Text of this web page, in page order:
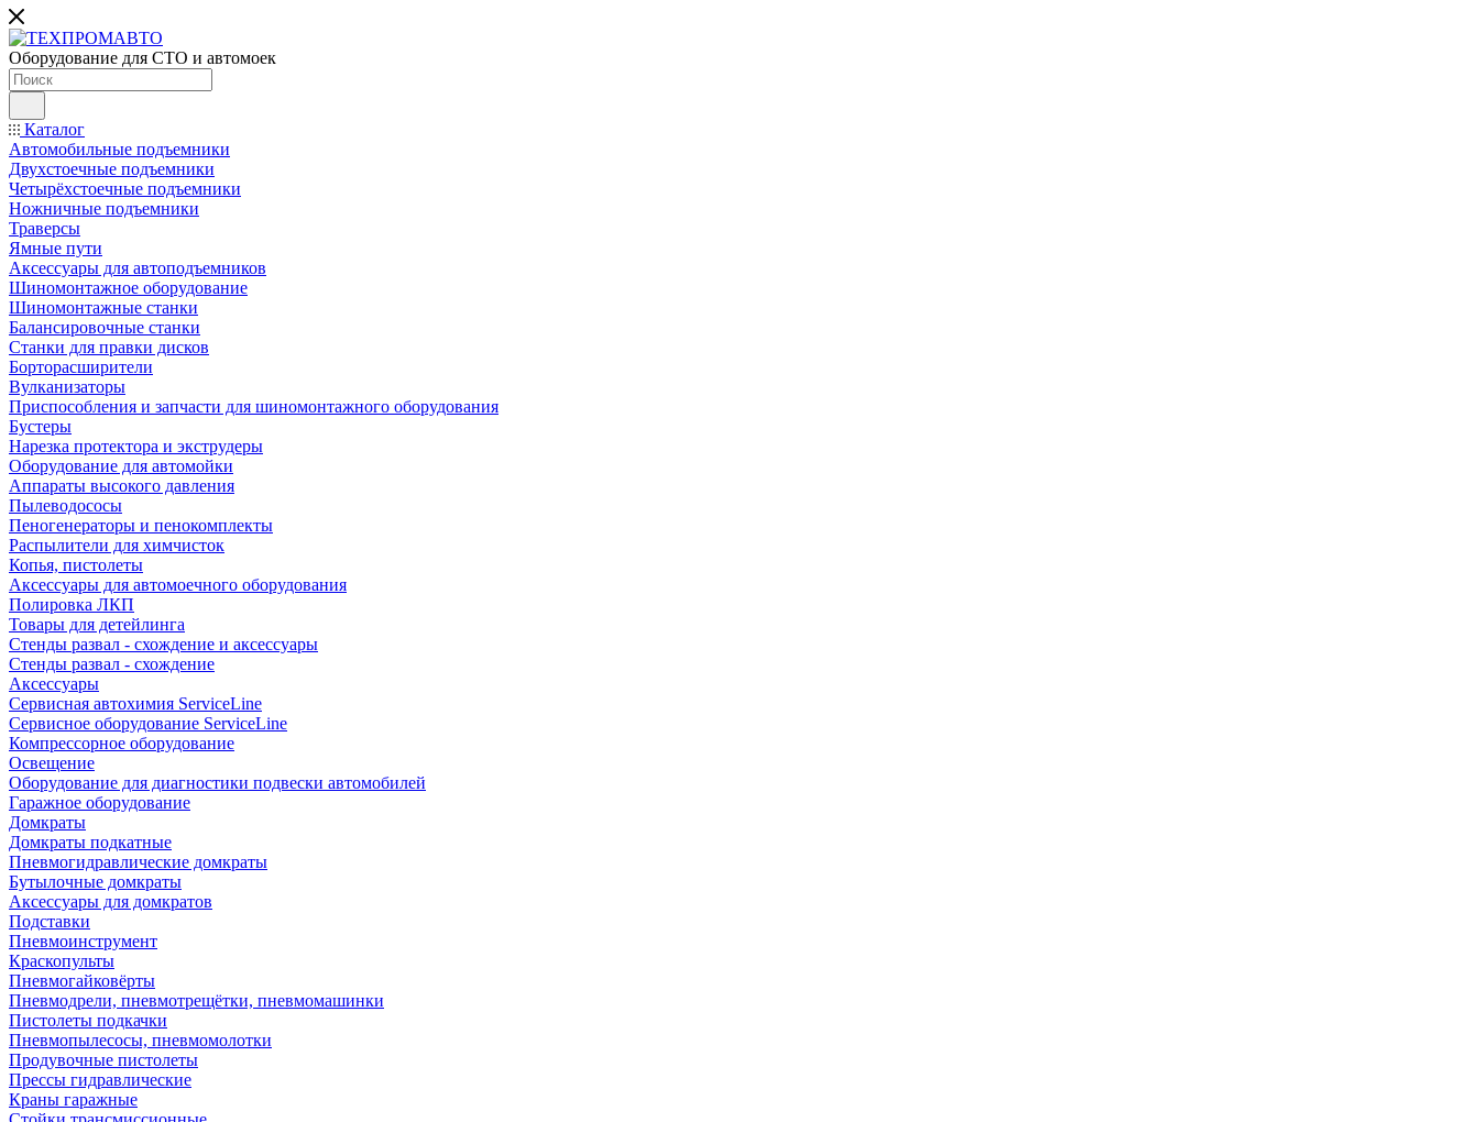
Оборудование для СТО и автомоек
Каталог
Автомобильные подъемники
Двухстоечные подъемники
Четырёхстоечные подъемники
Ножничные подъемники
Траверсы
Ямные пути
Аксессуары для автоподъемников
Шиномонтажное оборудование
Шиномонтажные станки
Балансировочные станки
Станки для правки дисков
Борторасширители
Вулканизаторы
Приспособления и запчасти для шиномонтажного оборудования
Бустеры
Нарезка протектора и экструдеры
Оборудование для автомойки
Аппараты высокого давления
Пылеводососы
Пеногенераторы и пенокомплекты
Распылители для химчисток
Копья, пистолеты
Аксессуары для автомоечного оборудования
Полировка ЛКП
Товары для детейлинга
Стенды развал - схождение и аксессуары
Стенды развал - схождение
Аксессуары
Сервисная автохимия ServiceLine
Сервисное оборудование ServiceLine
Компрессорное оборудование
Освещение
Оборудование для диагностики подвески автомобилей
Гаражное оборудование
Домкраты
Домкраты подкатные
Пневмогидравлические домкраты
Бутылочные домкраты
Аксессуары для домкратов
Подставки
Пневмоинструмент
Краскопульты
Пневмогайковёрты
Пневмодрели, пневмотрещётки, пневмомашинки
Пистолеты подкачки
Пневмопылесосы, пневмомолотки
Продувочные пистолеты
Прессы гидравлические
Краны гаражные